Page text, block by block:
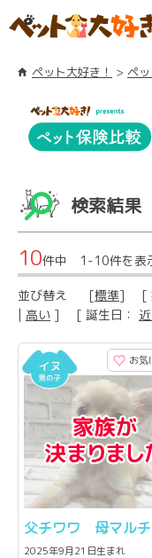
ペット大好き！ ペ
検索結果
10件中 1-10件を表
並び替え [標準] [
| 高い ] [ 誕生日：
お気
父チワワ 母マル
2025年9月21日生まれ